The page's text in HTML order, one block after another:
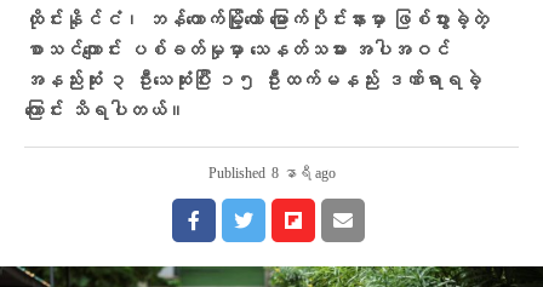
ထိုင်းနိုင်ငံ၊ ဘန်ကောက်မြို့တော် မြောက်ပိုင်းနားမှာ ဖြစ်ပွားခဲ့တဲ့
စာသင်ကျောင်း ပစ်ခတ်မှုမှာ သေနတ်သမား အပါအဝင်
အနည်းဆုံး ၃ ဦးသေဆုံးပြီး ၁၅ ဦးထက်မနည်း ဒဏ်ရာရခဲ့
ကြောင်း သိရပါတယ်။
Published 8 နာရီ ago